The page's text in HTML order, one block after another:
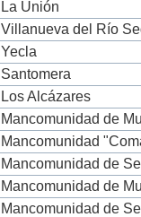
La Unión
Villanueva del Río
Yecla
Santomera
Los Alcázares
Mancomunidad de
Mancomunidad
Mancomunidad de
Mancomunidad de
Mancomunidad de